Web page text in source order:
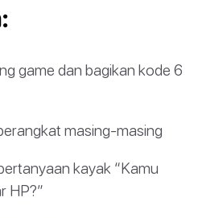
game dan bagikan kode 6
masing-masing
kayak “Kamu
HP?”